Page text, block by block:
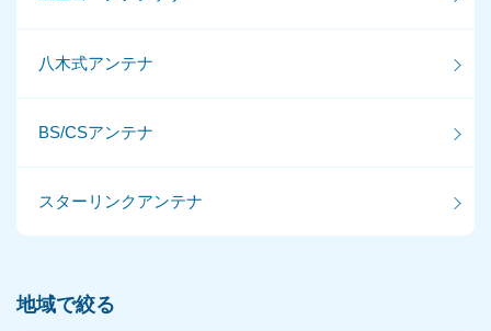
八木式アンテナ
BS/CSアンテナ
スターリンクアンテナ
地域で絞る